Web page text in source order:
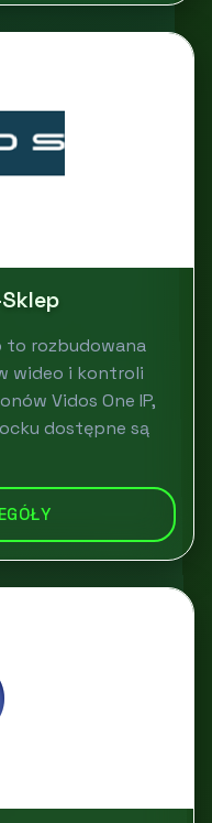
to rozbudowana
wideo i kontroli
Vidos One IP,
dostępne są